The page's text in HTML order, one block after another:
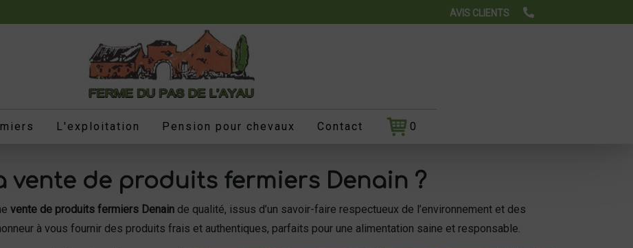
AVIS CLIENTS
L'exploitation Pension pour chevaux Contact 0
vente de produits fermiers Denain ?
vente de produits fermiers Denain de qualité, issus d’un savoir-faire respectueux de l’environnement et des
à vous fournir des produits frais et authentiques, parfaits pour une alimentation saine et responsable.